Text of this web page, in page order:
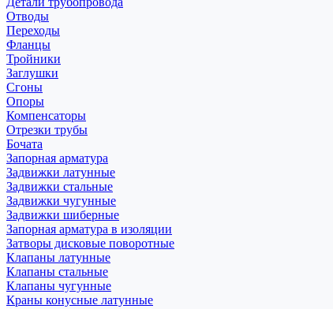
Отводы
Переходы
Фланцы
Тройники
Заглушки
Сгоны
Опоры
Компенсаторы
Отрезки трубы
Бочата
Запорная арматура
Задвижки латунные
Задвижки стальные
Задвижки чугунные
Задвижки шиберные
Запорная арматура в изоляции
Затворы дисковые поворотные
Клапаны латунные
Клапаны стальные
Клапаны чугунные
Краны конусные латунные